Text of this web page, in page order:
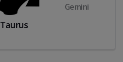
Taurus
Gemini